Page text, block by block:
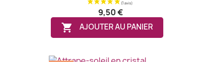
9,50 €
 AJOUTER AU PANIER